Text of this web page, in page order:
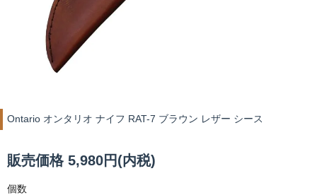
Ontario オンタリオ ナイフ RAT-7 ブラウン レザー シース
販売価格 5,980円(内税)
個数